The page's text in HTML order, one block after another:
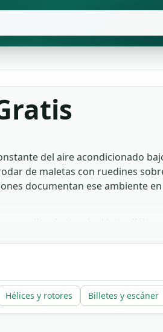
del aire acondicionado
de maletas con ruedines
documentan ese ambiente
vlog de viaje o un vídeo de
aeropuerto completo es gratis,
Hélices y rotores Billetes y escáner